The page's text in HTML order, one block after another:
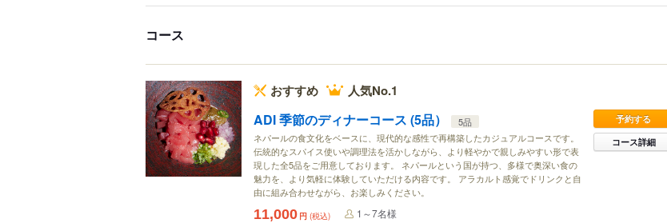
コース
おすすめ 人気No.1
ADI 季節のディナーコース (5品）
5品
ネパールの食文化をベースに、現代的な感性で再構築したカジュアルコースです。
伝統的なスパイス使いや調理法を活かしながら、より軽やかで親しみやすい形で表
現した全5品をご用意しております。 ネパールという国が持つ、多様で奥深い食の
魅力を、より気軽に体験していただける内容です。 アラカルト感覚でドリンクと自
由に組み合わせながら、お楽しみください。
予約する
コース詳細
11,000 円 (税込) 1～7名様